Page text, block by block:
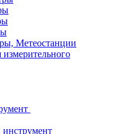
Метеостанции